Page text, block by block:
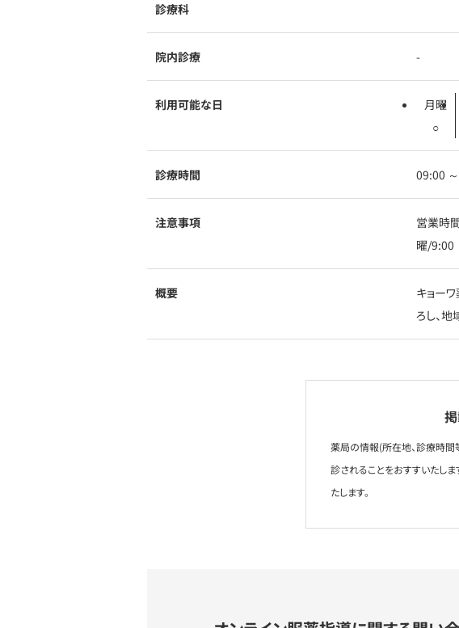
診療科
院内診療 -
利用可能な日
月曜
○
診療時間 09:00
注意事項
営業
曜/
概要
キョー
ろし、
薬局の情報(所在地、診療時間
診されることをおすすいたし
たします。